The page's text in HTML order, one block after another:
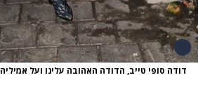
דודה סופי טייב, הדודה האהובה עלינו ועל אמיליה